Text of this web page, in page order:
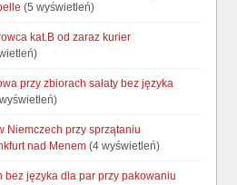
(5 wyświetleń)
kat.B od zaraz kurier
przy zbiorach sałaty bez języka
Niemczech przy sprzątaniu
nad Menem (4 wyświetleń)
bez języka dla par przy pakowaniu